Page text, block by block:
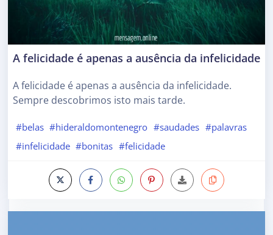
A felicidade é apenas a ausência da infelicidade
A felicidade é apenas a ausência da infelicidade.
Sempre descobrimos isto mais tarde.
#belas #hideraldomontenegro #saudades #palavras
#infelicidade #bonitas #felicidade